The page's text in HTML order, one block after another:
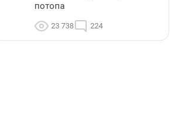
потопа
23 738 224